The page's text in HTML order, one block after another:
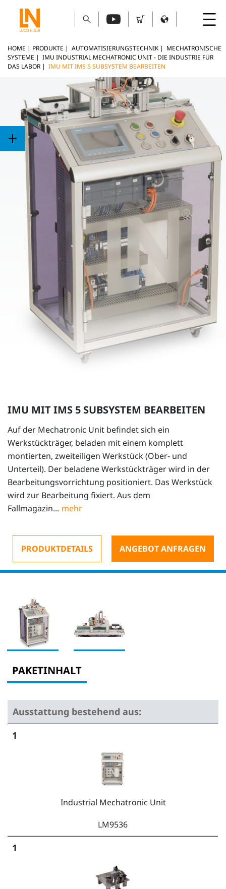
HOME | PRODUKTE | AUTOMATISIERUNGSTECHNIK | MECHATRONISCHE
SYSTEME | IMU INDUSTRIAL MECHATRONIC UNIT - DIE INDUSTRIE FÜR
DAS LABOR | IMU MIT IMS 5 SUBSYSTEM BEARBEITEN
IMU MIT IMS 5 SUBSYSTEM BEARBEITEN
Auf der Mechatronic Unit befindet sich ein
Werkstückträger, beladen mit einem komplett
montierten, zweiteiligen Werkstück (Ober- und
Unterteil). Der beladene Werkstückträger wird in der
Bearbeitungsvorrichtung positioniert. Das Werkstück
wird zur Bearbeitung fixiert. Aus dem
Fallmagazin...
PRODUKTDETAILS ANGEBOT ANFRAGEN
PAKETINHALT
Ausstattung bestehend aus:
1
Industrial Mechatronic Unit
LM9536
1